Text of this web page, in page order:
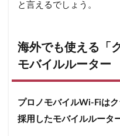
と言えるでしょう。
海外でも使える「
モバイルルーター
プロノモバイルWi-Fiは
採用したモバイルルータ